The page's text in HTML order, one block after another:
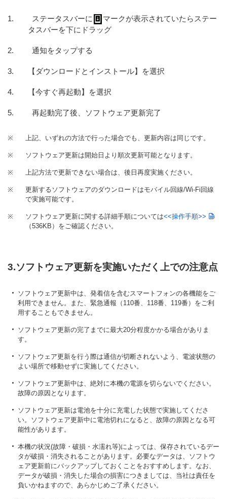
ステータスバーに
マークが表示されていたらステー
タスバーを下にドラッグ
通知をタップする
【ダウンロードとインストール】を選択
【今すぐ再起動】を選択
再起動完了後、ソフトウェア更新完了
※ 上記、いずれの方法で行った場合でも、更新内容は同じです。
※ ソフトウェア更新は開始日より順次更新可能となります。
※ 上記方法で更新できない場合は、後日再度実施ください。
※
更新するソフトウェアのダウンロードはモバイル回線/Wi-Fi回線
で実施可能です。
※ ソフトウェア更新に関する詳細手順については<<操作手順>>
（536KB） をご確認ください。
3.ソフトウェア更新を実施いただく上での注意点
ソフトウェア更新中は、発着信を含むスマートフォンの各機能をご
利用できません。また、緊急通報（110番、118番、119番）をご利
用することもできません。
ソフトウェア更新の完了までに最大20分程度かかる場合がありま
す。
ソフトウェア更新を行う際は通信が切断されないよう、電波状態の
よい場所で移動せずに実施してください。
ソフトウェア更新中は、絶対に本機の電源を切らないでください。
故障の原因となります。
ソフトウェア更新は電池を十分に充電した状態で実施してくださ
い。ソフトウェア更新中に電池切れになると、故障の原因となる可
能性があります。
本機の状況(故障・破損・水濡れ等)によっては、保存されているデー
タが破損・消失されることがあります。必要なデータは、ソフトウ
ェア更新前にバックアップしておくことをおすすめします。なお、
データが破損・消失した場合の損害につきましては、当社は責任を
負いかねますので、あらかじめご了承ください。